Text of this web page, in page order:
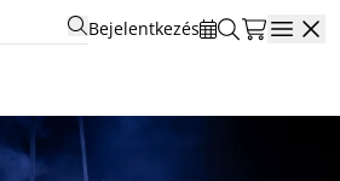
Bejelentkezés